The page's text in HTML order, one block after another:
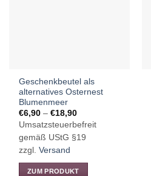
werden
Geschenkbeutel als
alternatives Osternest
Blumenmeer
€6,90 –€18,90Preisspanne:
€6,90
bis
€18,90
Umsatzsteuerbefreit
gemäß UStG §19
zzgl.Versand
ZUM PRODUKT